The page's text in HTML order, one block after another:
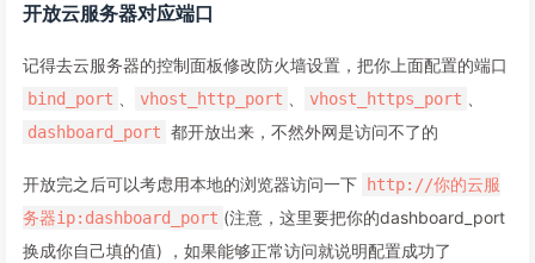
开放云服务器对应端口
记得去云服务器的控制面板修改防火墙设置，把你上面配置的端口
bind_port vhost_http_port vhost_https_port
dashboard_port 都开放出来，不然外网是访问不了的
开放完之后可以考虑用本地的浏览器访问一下
http://你的云服
务器ip:dashboard_port (注意，这里要把你的dashboard_port
换成你自己填的值) ，如果能够正常访问就说明配置成功了